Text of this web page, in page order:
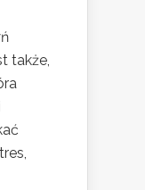
także,